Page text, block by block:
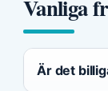
Vanliga
Är det